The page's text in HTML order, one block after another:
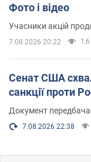
Фото і відео
Учасники акцій
7.08.2026 20:22 1,6
Сенат США
санкції проти
Документ
7.08.2026 22:38